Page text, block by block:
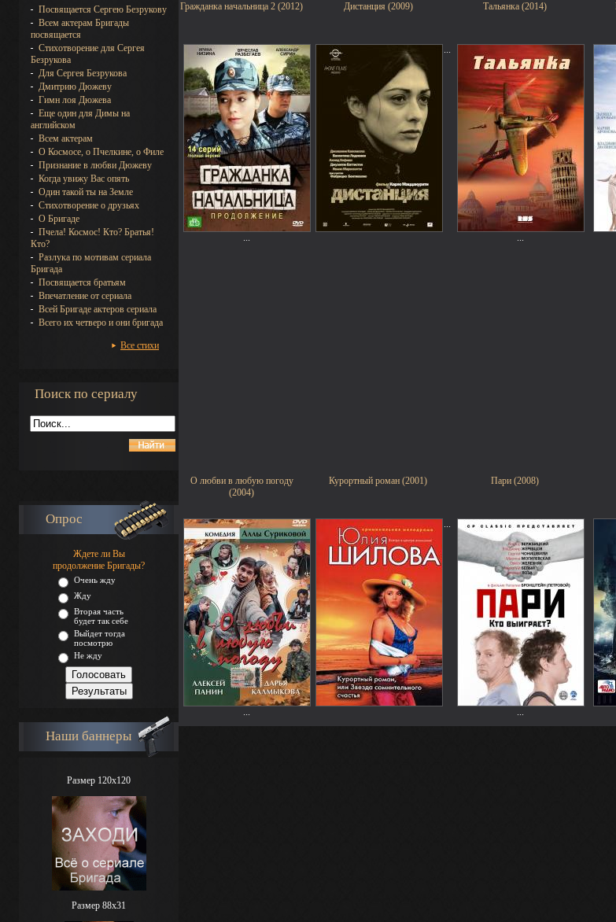
Посвящается Сергею Безрукову
Всем актерам Бригады
посвящается
Стихотворение для Сергея
Безрукова
Для Сергея Безрукова
Дмитрию Дюжеву
Гимн лоя Дюжева
Еще один для Димы на
английском
Всем актерам
О Космосе, о Пчелкине, о Филе
Признание в любви Дюжеву
Когда увижу Вас опять
Один такой ты на Земле
Стихотворение о друзьях
О Бригаде
Пчела! Космос! Кто? Братья!
Кто?
Разлука по мотивам сериала
Бригада
Посвящается братьям
Впечатление от сериала
Всей Бригаде актеров сериала
Всего их четверо и они бригада
Все стихи
Поиск по сериалу
Опрос
Ждете ли Вы
продолжение Бригады?
Очень жду
Жду
Вторая часть
будет так себе
Выйдет тогда
посмотрю
Не жду
Наши баннеры
Размер 120x120
Размер 88х31
Гражданка начальница 2 (2012)
...
Дистанция (2009)
...
Тальянка (2014)
...
О любви в любую погоду
(2004)
...
Курортный роман (2001)
...
Пари (2008)
...